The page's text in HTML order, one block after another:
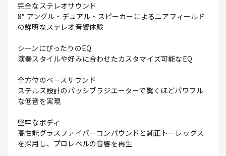
完全なステレオサウンド
8° アングル・デュアル・スピーカーによるニアフィールド
の鮮明なステレオ音響体験
シーンにぴったりのEQ
演奏スタイルや好みに合わせたカスタマイズ可能なEQ
全方位のベースサウンド
ステルス設計のパッシブラジエーターで驚くほどパワフル
な低音を実現
堅牢なボディ
高性能グラスファイバーコンパウンドと純正トーレックス
を採用し、プロレベルの音響を再生